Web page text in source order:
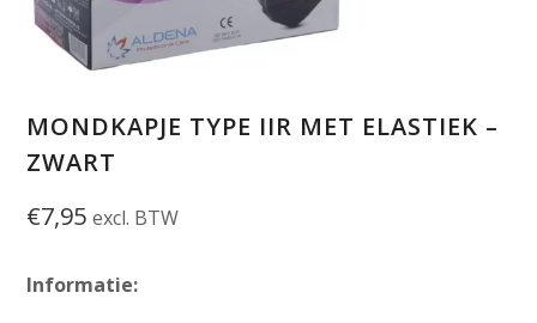
MONDKAPJE TYPE IIR MET ELASTIEK –
ZWART
€7,95 excl. BTW
Informatie: